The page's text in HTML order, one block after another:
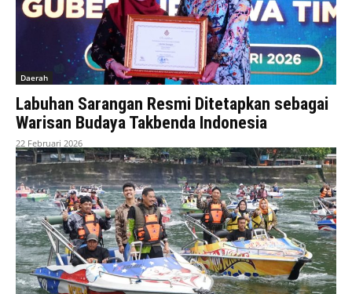
Daerah
Labuhan Sarangan Resmi Ditetapkan sebagai
Warisan Budaya Takbenda Indonesia
22 Februari 2026